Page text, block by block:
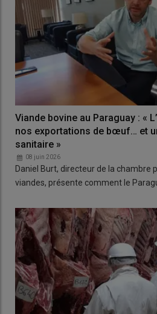
Viande bovine au Paraguay : «
nos exportations de bœuf… et
sanitaire »
08 juin 2026
Daniel Burt, directeur de la chambre
viandes, présente comment le